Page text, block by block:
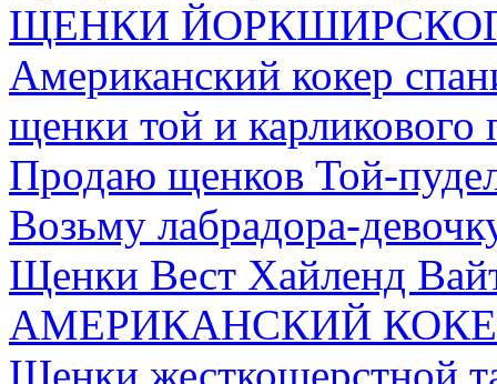
ЩЕНКИ
Американский кокер
щенки той и карликового
Продаю щенков Той-
Возьму лабрадора-
Щенки Вест Хайленд
АМЕРИКАНСКИЙ